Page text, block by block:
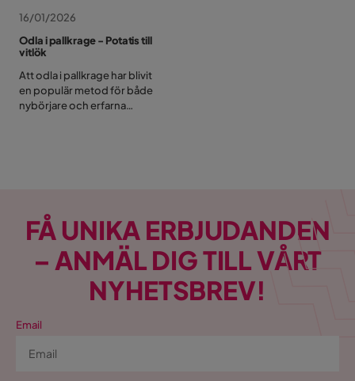
16/01/2026
Odla i pallkrage - Potatis till
vitlök
Att odla i pallkrage har blivit
en populär metod för både
nybörjare och erfarna
pallkrage, hur du kommer
igång, samt specifika tips för
att odla potatis, lök, tomater,
sparris, morötter, vitlök och
jordgubbar.
FÅ UNIKA ERBJUDANDEN
– ANMÄL DIG TILL VÅRT
NYHETSBREV!
Email